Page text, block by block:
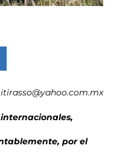
por el